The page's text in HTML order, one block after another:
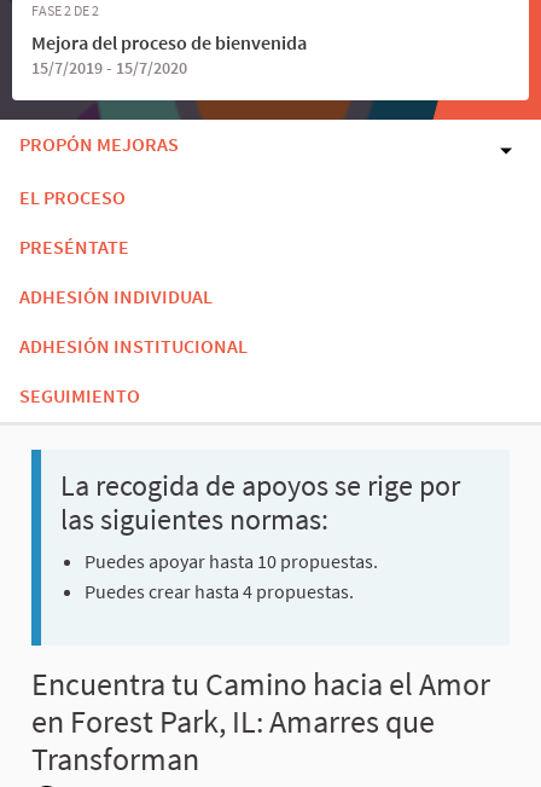
FASE 2 DE 2
Mejora del proceso de bienvenida
15/7/2019 - 15/7/2020
PROPÓN MEJORAS
EL PROCESO
PRESÉNTATE
ADHESIÓN INDIVIDUAL
ADHESIÓN INSTITUCIONAL
SEGUIMIENTO
La recogida de apoyos se rige por
las siguientes normas:
Puedes apoyar hasta 10 propuestas.
Puedes crear hasta 4 propuestas.
Encuentra tu Camino hacia el Amor
en Forest Park, IL: Amarres que
Transforman